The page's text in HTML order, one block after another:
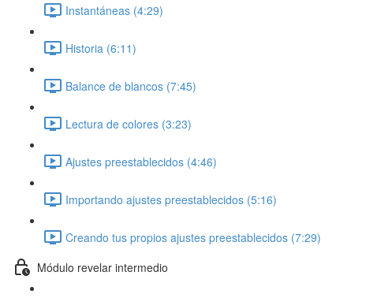
Instantáneas (4:29)
Historia (6:11)
Balance de blancos (7:45)
Lectura de colores (3:23)
Ajustes preestablecidos (4:46)
Importando ajustes preestablecidos (5:16)
Creando tus propios ajustes preestablecidos (7:29)
Módulo revelar intermedio